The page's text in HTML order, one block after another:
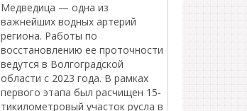
Медведица — одна из
важнейших водных артерий
региона. Работы по
восстановлению ее проточности
ведутся в Волгоградской
области с 2023 года. В рамках
первого этапа был расчищен 15-
тикилометровый участок русла в